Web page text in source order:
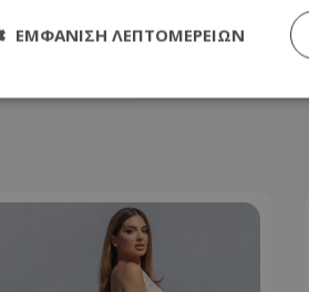
18.03.2025 - 08:46
ΕΜΦΆΝΙΣΗ ΛΕΠΤΟΜΕΡΕΙΏΝ
διαχείριση λογαριασμού. Ο ιστότοπος δεν
Ονοματεπώνυμο